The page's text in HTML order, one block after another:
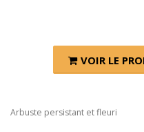
VOIR LE
Arbuste persistant et fleuri